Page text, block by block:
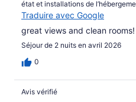
état et installations de
Traduire avec Google
great views and clean rooms!
Séjour de 2 nuits en avril 2026
0
Avis vérifié